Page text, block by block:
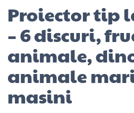
Proiector tip
– 6 discuri,
animale,
animale
masini